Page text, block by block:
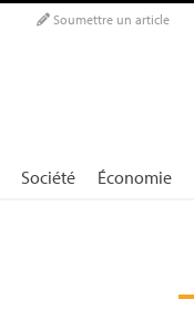
Soumettre un article
Société Économie